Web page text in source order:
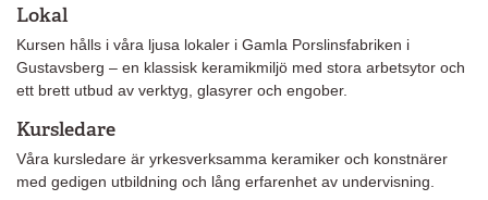
Lokal
Kursen hålls i våra ljusa lokaler i Gamla Porslinsfabriken i
Gustavsberg – en klassisk keramikmiljö med stora arbetsytor och
ett brett utbud av verktyg, glasyrer och engober.
Kursledare
Våra kursledare är yrkesverksamma keramiker och konstnärer
med gedigen utbildning och lång erfarenhet av undervisning.